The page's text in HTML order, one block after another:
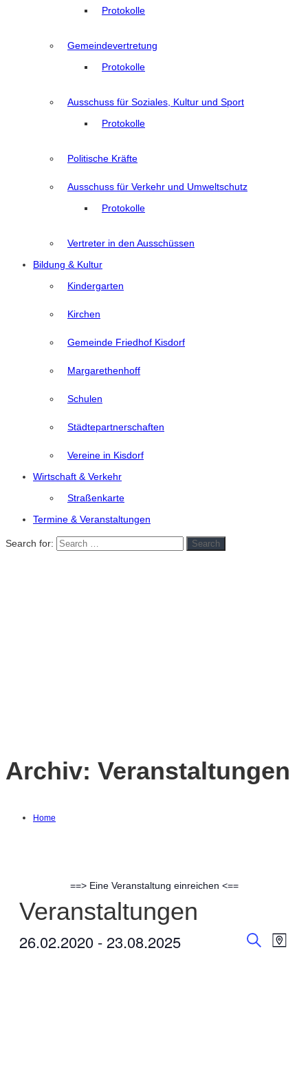
Protokolle
Gemeindevertretung
Protokolle
Ausschuss für Soziales, Kultur und Sport
Protokolle
Politische Kräfte
Ausschuss für Verkehr und Umweltschutz
Protokolle
Vertreter in den Ausschüssen
Bildung & Kultur
Kindergarten
Kirchen
Gemeinde Friedhof Kisdorf
Margarethenhoff
Schulen
Städtepartnerschaften
Vereine in Kisdorf
Wirtschaft & Verkehr
Straßenkarte
Termine & Veranstaltungen
Search for: Search
Archiv: Veranstaltungen
Home
==> Eine Veranstaltung einreichen <==
Veranstaltungen
Karte
26.02.2020 - 23.08.2025